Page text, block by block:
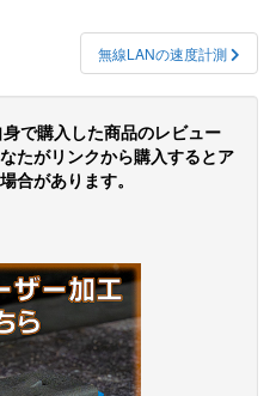
無線LANの速度計測
で購入した商品のレビュー
たがリンクから購入するとア
合があります。